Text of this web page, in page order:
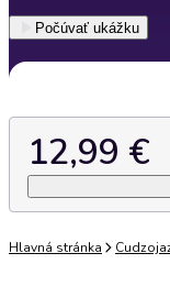
Počúvať ukážku
12,99 €
Hlavná stránka